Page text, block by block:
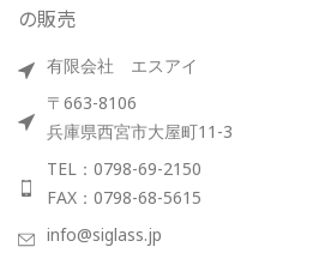
の販売
有限会社 エスアイ
〒663-8106
兵庫県西宮市大屋町11-3
TEL：0798-69-2150
FAX：0798-68-5615
info@siglass.jp